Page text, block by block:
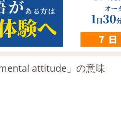
attitude」の意味